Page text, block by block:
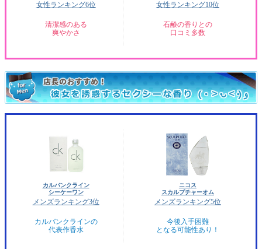
女性ランキング6位
清潔感のある
爽やかさ
女性ランキング10位
石鹸の香りとの
口コミ多数
カルバンクライン
シーケーワン
メンズランキング3位
カルバンクラインの
代表作香水
ニコス
スカルプチャーオム
メンズランキング5位
今後入手困難
となる可能性あり！